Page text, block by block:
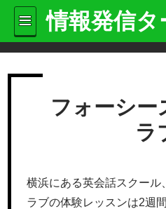
情報発信
フォーシー
ラ
横浜にある英会話スクール
ラブの体験レッスンは2週